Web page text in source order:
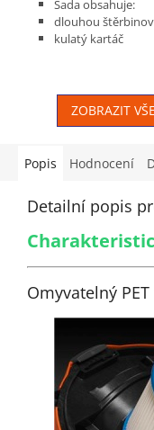
Sada obsahuje:
dlouhou
kulatý kartáč
ZOBRAZIT
Popis Hodnocení
Detailní popis
Omyvatelný